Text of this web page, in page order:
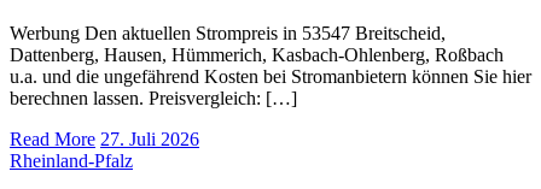
Werbung Den aktuellen Strompreis in 53547 Breitscheid,
Dattenberg, Hausen, Hümmerich, Kasbach-Ohlenberg, Roßbach
u.a. und die ungefährend Kosten bei Stromanbietern können Sie hier
berechnen lassen. Preisvergleich: […]
Read More 27. Juli 2026
Rheinland-Pfalz